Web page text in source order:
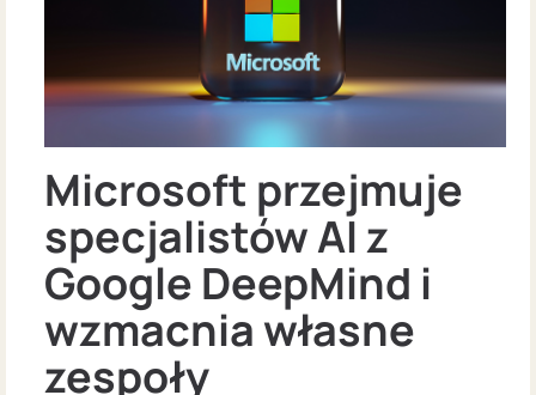
Microsoft przejmuje
specjalistów AI z
Google DeepMind i
wzmacnia własne
zespoły